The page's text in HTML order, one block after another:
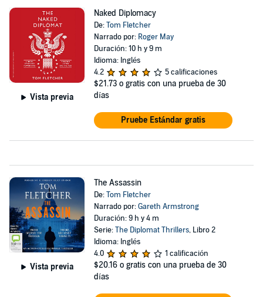
Vista previa
Naked Diplomacy
De:Tom Fletcher
Narrado por: Roger May
Duración: 10 h y 9 m
Idioma: Inglés
4.2
5 calificaciones
$21.73 o gratis con una prueba de 30
días
Pruebe Estándar gratis
Vista previa
The Assassin
De:Tom Fletcher
Narrado por:Gareth Armstrong
Duración: 9 h y 4 m
Serie:The Diplomat Thrillers, Libro 2
Idioma: Inglés
4.0
1 calificación
$20.16 o gratis con una prueba de 30
días